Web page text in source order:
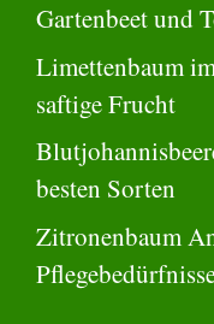
Gartenbeet und
Limettenbaum
saftige Frucht
besten Sorten
Zitronenbaum